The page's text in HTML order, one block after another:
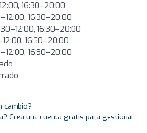
16:30–20:00
16:30–20:00
16:30–20:00
16:30–20:00
16:30–20:00
cambio?
Crea una cuenta gratis para gestionar